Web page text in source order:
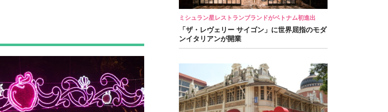
ミシュラン星レストランブランドがベトナム初進出
「ザ・レヴェリー サイゴン」に世界屈指のモダ
ンイタリアンが開業